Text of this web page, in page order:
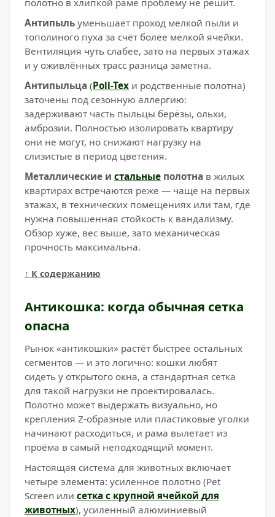
Антипыль уменьшает проход мелкой пыли и
тополиного пуха за счёт более мелкой ячейки.
Вентиляция чуть слабее, зато на первых этажах
и у оживлённых трасс разница заметна.
Антипыльца (Poll-Tex и родственные полотна)
заточены под сезонную аллергию:
задерживают часть пыльцы берёзы, ольхи,
амброзии. Полностью изолировать квартиру
они не могут, но снижают нагрузку на
слизистые в период цветения.
Металлические и стальные полотна в жилых
квартирах встречаются реже — чаще на первых
этажах, в технических помещениях или там, где
нужна повышенная стойкость к вандализму.
Обзор хуже, вес выше, зато механическая
прочность максимальна.
↑ К содержанию
Антикошка: когда обычная сетка
опасна
Рынок «антикошки» растёт быстрее остальных
сегментов — и это логично: кошки любят
сидеть у открытого окна, а стандартная сетка
для такой нагрузки не проектировалась.
Полотно может выдержать визуально, но
крепления Z-образные или пластиковые уголки
начинают расходиться, и рама вылетает из
проёма в самый неподходящий момент.
Настоящая система для животных включает
четыре элемента: усиленное полотно (Pet
Screen или сетка с крупной ячейкой для
животных), усиленный алюминиевый